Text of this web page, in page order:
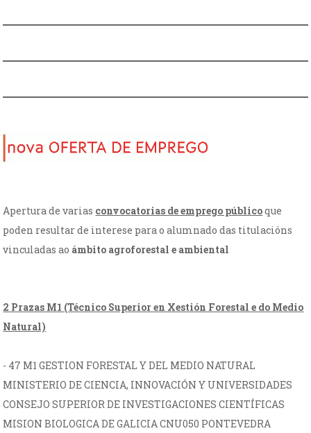
Apertura de varias convocatorias de emprego públicoque
poden resultar de interese para o alumnado das titulacións
vinculadas ao ámbito agroforestal e ambiental
2 Prazas M1 (Técnico Superior en Xestión Forestal e do Medio
Natural)
- 47 M1 GESTION FORESTAL Y DEL MEDIO NATURAL
MINISTERIO DE CIENCIA, INNOVACIÓN Y UNIVERSIDADES
CONSEJO SUPERIOR DE INVESTIGACIONES CIENTÍFICAS
MISION BIOLOGICA DE GALICIA CNU050 PONTEVEDRA